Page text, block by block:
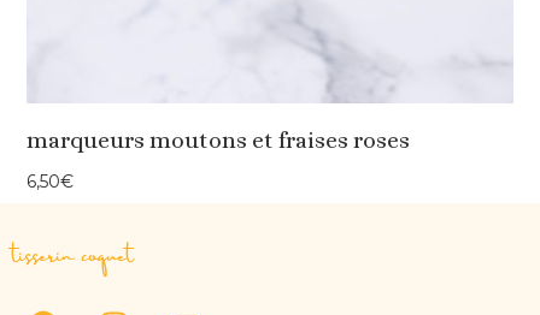
marqueurs moutons et fraises roses
6,50€
tisserin coquet